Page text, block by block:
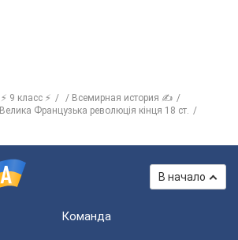
⚡ 9 класс ⚡
Всемирная история ✍
Велика Французька революція кінця 18 ст.
В начало
Команда